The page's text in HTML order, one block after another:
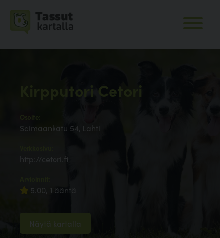
Kirpputori Cetori
Osoite:
Saimaankatu 54, Lahti
http://cetori.fi
5.00, 1 ääntä
Näytä kartalla